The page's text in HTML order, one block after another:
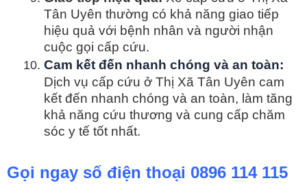
Tân Uyên thường có khả năng giao tiếp
hiệu quả với bệnh nhân và người nhận
cuộc gọi cấp cứu.
Cam kết đến nhanh chóng và an toàn:
Dịch vụ cấp cứu ở Thị Xã Tân Uyên cam
kết đến nhanh chóng và an toàn, làm tăng
khả năng cứu thương và cung cấp chăm
sóc y tế tốt nhất.
Gọi ngay số điện thoại 0896 114 115